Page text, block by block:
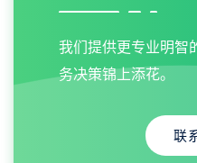
我们提供更专业明智
务决策锦上添花。
联